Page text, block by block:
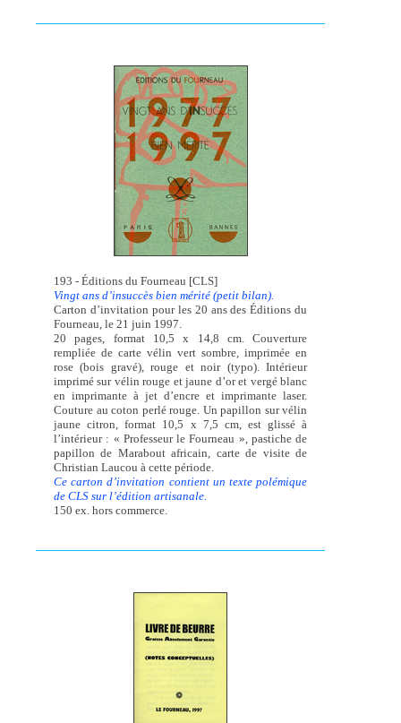
193 - Éditions du Fourneau [CLS]
Vingt ans d’insuccès bien mérité (petit bilan).
Carton d’invitation pour les 20 ans des Éditions du
Fourneau, le 21 juin 1997.
20 pages, format 10,5 x 14,8 cm. Couverture
rempliée de carte vélin vert sombre, imprimée en
rose (bois gravé), rouge et noir (typo). Intérieur
imprimé sur vélin rouge et jaune d’or et vergé blanc
en imprimante à jet d’encre et imprimante laser.
Couture au coton perlé rouge. Un papillon sur vélin
jaune citron, format 10,5 x 7,5 cm, est glissé à
l’intérieur : « Professeur le Fourneau », pastiche de
papillon de Marabout africain, carte de visite de
Christian Laucou à cette période.
Ce carton d’invitation contient un texte polémique
de CLS sur l’édition artisanale.
150 ex. hors commerce.